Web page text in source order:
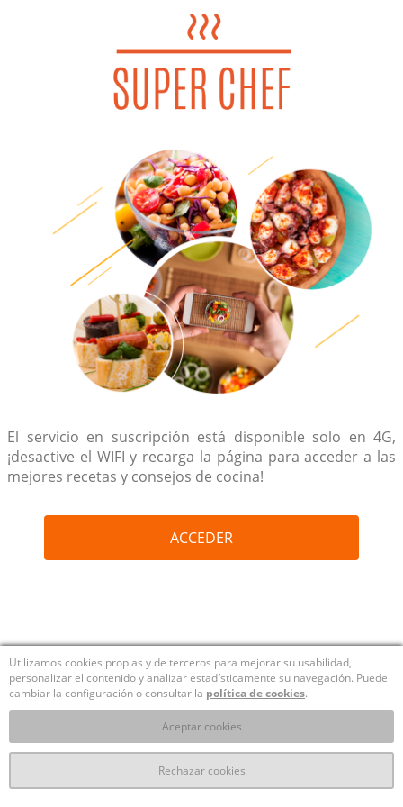
Utilizamos cookies propias y de terceros para mejorar su usabilidad,
personalizar el contenido y analizar estadísticamente su navegación. Puede
cambiar la configuración o consultar la política de cookies.
Aceptar cookies
Rechazar cookies
El servicio en suscripción está disponible solo en 4G,
¡desactive el WIFI y recarga la página para acceder a las
mejores recetas y consejos de cocina!
ACCEDER